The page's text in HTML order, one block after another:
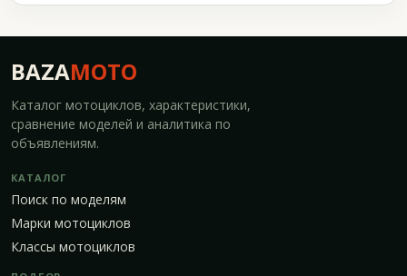
BAZAMOTO
Каталог мотоциклов, характеристики,
сравнение моделей и аналитика по
объявлениям.
КАТАЛОГ
Поиск по моделям
Марки мотоциклов
Классы мотоциклов